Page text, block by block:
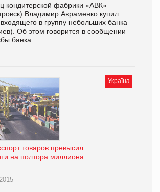
кондитерской фабрики «АВК»
Владимир Авраменко купил
в группу небольших банка
Об этом говорится в сообщении
банка.
Україна
товаров превысил
на полтора миллиона